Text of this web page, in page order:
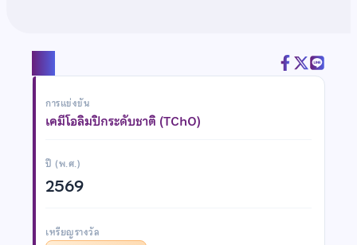
การแข่งขัน
เคมีโอลิมปิกระดับชาติ (TChO)
ปี (พ.ศ.)
2569
เหรียญรางวัล